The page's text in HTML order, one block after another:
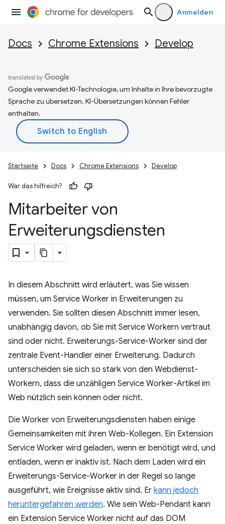
Anmelden
Docs Chrome Extensions Develop
Google verwendet KI-Technologie, um Inhalte in Ihre bevorzugte
Sprache zu übersetzen. KI-Übersetzungen können Fehler
enthalten.
Startseite Docs Chrome Extensions Develop
War das hilfreich?
Mitarbeiter von
Erweiterungsdiensten
In diesem Abschnitt wird erläutert, was Sie wissen
müssen, um Service Worker in Erweiterungen zu
verwenden. Sie sollten diesen Abschnitt immer lesen,
unabhängig davon, ob Sie mit Service Workern vertraut
sind oder nicht. Erweiterungs-Service-Worker sind der
zentrale Event-Handler einer Erweiterung. Dadurch
unterscheiden sie sich so stark von den Webdienst-
Workern, dass die unzähligen Service Worker-Artikel im
Web nützlich sein können oder nicht.
Die Worker von Erweiterungsdiensten haben einige
Gemeinsamkeiten mit ihren Web-Kollegen. Ein Extension
Service Worker wird geladen, wenn er benötigt wird, und
entladen, wenn er inaktiv ist. Nach dem Laden wird ein
Erweiterungs-Service-Worker in der Regel so lange
ausgeführt, wie Ereignisse aktiv sind. Er kann jedoch
heruntergefahren werden. Wie sein Web-Pendant kann
ein Extension Service Worker nicht auf das DOM